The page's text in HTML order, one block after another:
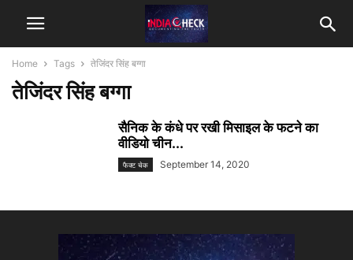
Home Tags तेजिंदर सिंह बग्गा
तेजिंदर सिंह बग्गा
सैनिक के कंधे पर रखी मिसाइल के फटने का
वीडियो चीन...
फैक्ट चेक September 14, 2020